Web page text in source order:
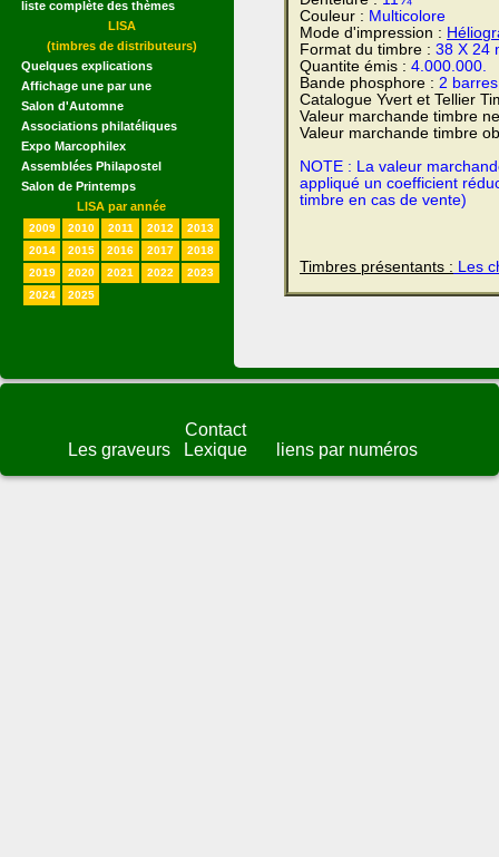
liste complète des thèmes
LISA
(timbres de distributeurs)
Quelques explications
Affichage une par une
Salon d'Automne
Associations philatéliques
Expo Marcophilex
Assemblées Philapostel
Salon de Printemps
LISA par année
2009 2010 2011 2012
2013
2014
2015 2016 2017
2018
2019
2020 2021 2022
2023
2024
2025
Couleur : Multicolore
Mode d'impression :
Format du timbre : 38 X 24
Quantite émis : 4.000.000.
Bande phosphore : 2 barres
Catalogue Yvert et Tellier
Valeur marchande timbre
Valeur marchande timbre
NOTE : La valeur
appliqué un coefficient
timbre en cas de vente)
Timbres présentants : Les
Les graveurs
Contact
Lexique
liens par numéros